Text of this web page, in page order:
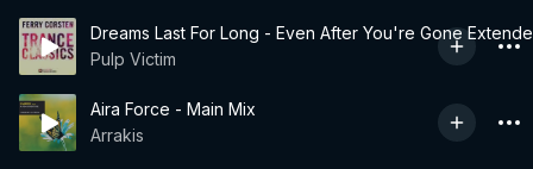
Dreams Last For Long - Even After You're Gone
Pulp Victim
Aira Force - Main Mix
Arrakis